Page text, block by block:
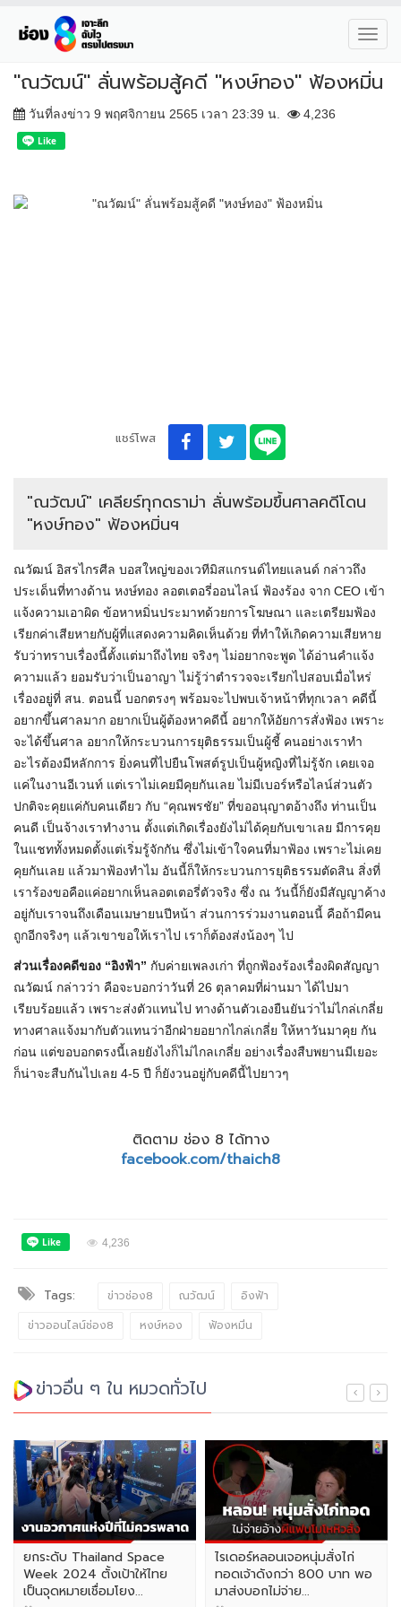
"ณวัฒน์" ลั่นพร้อมสู้คดี "หงษ์ทอง" ฟ้องหมิ่น
วันที่ลงข่าว 9 พฤศจิกายน 2565 เวลา 23:39 น. 4,236
แชร์โพส
"ณวัฒน์" เคลียร์ทุกดราม่า ลั่นพร้อมขึ้นศาลคดีโดน
"หงษ์ทอง" ฟ้องหมิ่นฯ
ณวัฒน์ อิสรไกรศีล บอสใหญ่ของเวทีมิสแกรนด์ไทยแลนด์ กล่าวถึง
ประเด็นที่ทางด้าน หงษ์ทอง ลอตเตอรี่ออนไลน์ ฟ้องร้อง จาก CEO เข้า
แจ้งความเอาผิด ข้อหาหมิ่นประมาทด้วยการโฆษณา และเตรียมฟ้อง
เรียกค่าเสียหายกับผู้ที่แสดงความคิดเห็นด้วย ที่ทำให้เกิดความเสียหาย
รับว่าทราบเรื่องนี้ตั้งแต่มาถึงไทย จริงๆ ไม่อยากจะพูด ได้อ่านคำแจ้ง
ความแล้ว ยอมรับว่าเป็นอาญา ไม่รู้ว่าตำรวจจะเรียกไปสอบเมื่อไหร่
เรื่องอยู่ที่ สน. ตอนนี้ บอกตรงๆ พร้อมจะไปพบเจ้าหน้าที่ทุกเวลา คดีนี้
อยากขึ้นศาลมาก อยากเป็นผู้ต้องหาคดีนี้ อยากให้อัยการสั่งฟ้อง เพราะ
จะได้ขึ้นศาล อยากให้กระบวนการยุติธรรมเป็นผู้ชี้ คนอย่างเราทำ
อะไรต้องมีหลักการ ยิ่งคนที่ไปยืนโพสต์รูปเป็นผู้หญิงที่ไม่รู้จัก เคยเจอ
แค่ในงานอีเวนท์ แต่เราไม่เคยมีคุยกันเลย ไม่มีเบอร์หรือไลน์ส่วนตัว
ปกติจะคุยแค่กับคนเดียว กับ “คุณพรชัย” ที่ขออนุญาตอ้างถึง ท่านเป็น
คนดี เป็นจ้างเราทำงาน ตั้งแต่เกิดเรื่องยังไม่ได้คุยกับเขาเลย มีการคุย
ในแชททั้งหมดตั้งแต่เริ่มรู้จักกัน ซึ่งไม่เข้าใจคนที่มาฟ้อง เพราะไม่เคย
คุยกันเลย แล้วมาฟ้องทำไม อันนี้ก็ให้กระบวนการยุติธรรมตัดสิน สิ่งที่
เราร้องขอคือแค่อยากเห็นลอตเตอรี่ตัวจริง ซึ่ง ณ วันนี้ก็ยังมีสัญญาค้าง
อยู่กับเราจนถึงเดือนเมษายนปีหน้า ส่วนการร่วมงานตอนนี้ คือถ้ามีคน
ถูกอีกจริงๆ แล้วเขาขอให้เราไป เราก็ต้องส่งน้องๆ ไป
ส่วนเรื่องคดีของ “อิงฟ้า” กับค่ายเพลงเก่า ที่ถูกฟ้องร้องเรื่องผิดสัญญา
ณวัฒน์ กล่าวว่า คือจะบอกว่าวันที่ 26 ตุลาคมที่ผ่านมา ได้ไปมา
เรียบร้อยแล้ว เพราะส่งตัวแทนไป ทางด้านตัวเองยืนยันว่าไม่ไกล่เกลี่ย
ทางศาลแจ้งมากับตัวแทนว่าอีกฝ่ายอยากไกล่เกลี่ย ให้หาวันมาคุย กัน
ก่อน แต่ขอบอกตรงนี้เลยยังไงก็ไม่ไกลเกลี่ย อย่างเรื่องสืบพยานมีเยอะ
ก็น่าจะสืบกันไปเลย 4-5 ปี ก็ยังวนอยู่กับคดีนี้ไปยาวๆ
ติดตาม ช่อง 8 ได้ทาง
facebook.com/thaich8
4,236
Tags: ข่าวช่อง8 ณวัฒน์
อิงฟ้า
ข่าวออนไลน์ช่อง8
หงษ์หอง ฟ้องหมิ่น
ข่าวอื่น ๆ ใน หมวดทั่วไป
ยกระดับ Thailand Space
Week 2024 ตั้งเป้าให้ไทย
เป็นจุดหมายเชื่อมโยง...
ไรเดอร์หลอนเจอหนุ่มสั่งไก่
ทอดเจ้าดังกว่า 800 บาท พอ
มาส่งบอกไม่จ่าย...